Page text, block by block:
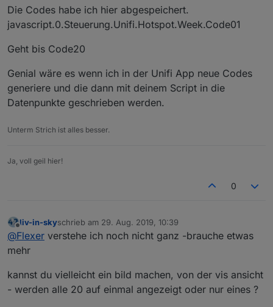
Die Codes habe ich hier abgespeichert.
javascript.0.Steuerung.Unifi.Hotspot.Week.Code01
Geht bis Code20
Genial wäre es wenn ich in der Unifi App neue Codes
generiere und die dann mit deinem Script in die
Datenpunkte geschrieben werden.
Unterm Strich ist alles besser.
Ja, voll geil hier!
0
Offline
liv-in-skyschrieb am 29. Aug. 2019, 10:39
zuletzt editiert von
@Flexer verstehe ich noch nicht ganz -brauche etwas
mehr
kannst du vielleicht ein bild machen, von der vis ansicht
- werden alle 20 auf einmal angezeigt oder nur eines ?